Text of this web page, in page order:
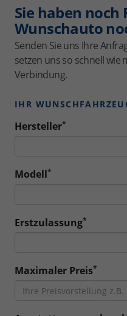
Sie haben noch
Wunschauto
Senden Sie uns Ihre
setzen uns so schnell wie
Verbindung.
IHR
Hersteller*
Modell*
Erstzulassung*
Maximaler Preis*